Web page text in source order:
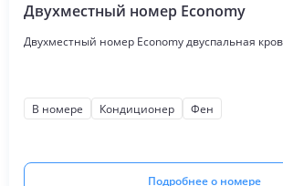
Двухместный номер Economy
Двухместный номер Economy двуспальная
В номере Кондиционер Фен
Подробнее о номере